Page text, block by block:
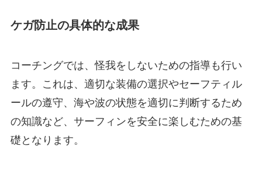
ケガ防止の具体的な成果
コーチングでは、怪我をしないための指導も行い
ます。これは、適切な装備の選択やセーフティル
ールの遵守、海や波の状態を適切に判断するため
の知識など、サーフィンを安全に楽しむための基
礎となります。